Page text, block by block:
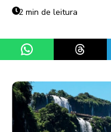
2 min de leitura
Share on WhatsApp
Share